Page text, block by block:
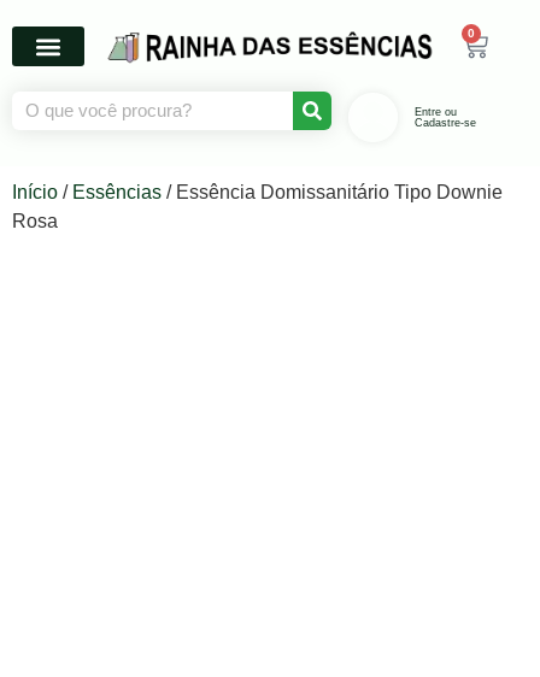
0
Entre ou
Cadastre-se
Início / Essências / Essência Domissanitário Tipo Downie
Rosa